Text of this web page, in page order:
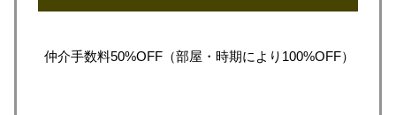
仲介手数料50%OFF（部屋・時期により100%OFF）